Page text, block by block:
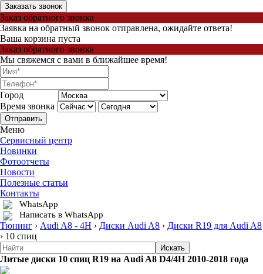
Заказать звонок
Заказ обратного звонка
Заявка на обратный звонок отправлена, ожидайте ответа!
Ваша корзина пуста
Заказ обратного звонка
Мы свяжемся с вами в ближайшее время!
Город
Время звонка
Отправить
Меню
Сервисный центр
Новинки
Фотоотчеты
Новости
Полезные статьи
Контакты
WhatsApp
Написать в WhatsApp
Тюнинг › Audi A8 - 4H › Диски Audi A8 › Диски R19 для Audi A8
› 10 спиц
Литые диски 10 спиц R19 на Audi A8 D4/4H 2010-2018 года